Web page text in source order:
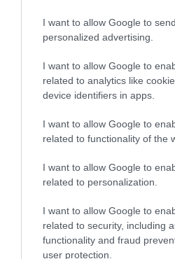
I want to allow Google to
personalized advertising.
I want to allow Google to
related to analytics like
device identifiers in apps.
I want to allow Google to
related to functionality of the
I want to allow Google to
related to personalization.
I want to allow Google to
related to security, including
functionality and fraud
user protection.
ΟΠΟΥ ΚΙ ΑΝ ΠΑΣ –
ΝΙΚΟΣ